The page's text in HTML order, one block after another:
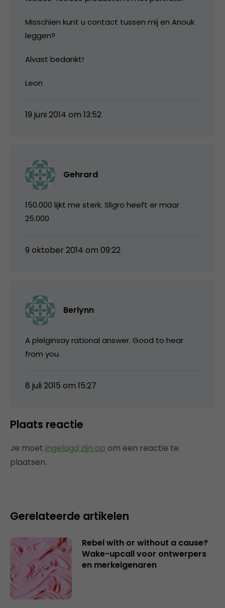
Misschien kunt u contact tussen mij en Anouk
leggen?
Alvast bedankt!
Leon
19 juni 2014 om 13:52
Gehrard
150.000 lijkt me sterk. Sligro heeft er maar
25.000
9 oktober 2014 om 09:22
Berlynn
A plelginsay rational answer. Good to hear
from you.
8 juli 2015 om 15:27
Plaats reactie
Je moet ingelogd zijn op om een reactie te
plaatsen.
Gerelateerde artikelen
Rebel with or without a cause?
Wake-upcall voor ontwerpers
en merkeigenaren